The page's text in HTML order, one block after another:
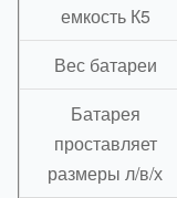
емкость К5
Вес батареи
Батарея
проставляет
размеры л/в/х